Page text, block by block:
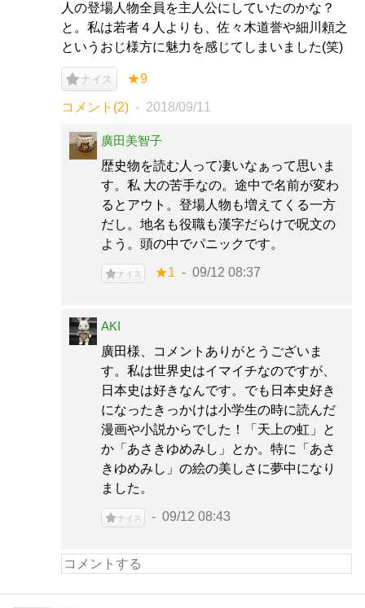
人の登場人物全員を主人公にしていたのかな？
と。私は若者４人よりも、佐々木道誉や細川頼之
というおじ様方に魅力を感じてしまいました(笑)
ナイス ★9
コメント(2) 2018/09/11
廣田美智子
歴史物を読む人って凄いなぁって思いま
す。私 大の苦手なの。途中で名前が変わ
るとアウト。登場人物も増えてくる一方
だし。地名も役職も漢字だらけで呪文の
よう。頭の中でパニックです。
ナイス ★1 09/12 08:37
AKI
廣田様、コメントありがとうございま
す。私は世界史はイマイチなのですが、
日本史は好きなんです。でも日本史好き
になったきっかけは小学生の時に読んだ
漫画や小説からでした！「天上の虹」と
か「あさきゆめみし」とか。特に「あさ
きゆめみし」の絵の美しさに夢中になり
ました。
ナイス 09/12 08:43